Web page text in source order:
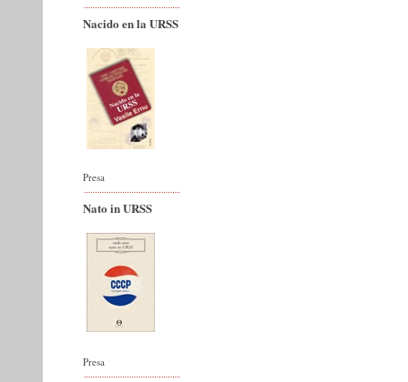
Nacido en la URSS
Presa
Nato in URSS
Presa